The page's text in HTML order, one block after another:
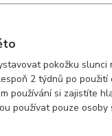
pokožku slunci
2 týdnů po použití
používání si zajistíte
používat pouze osoby